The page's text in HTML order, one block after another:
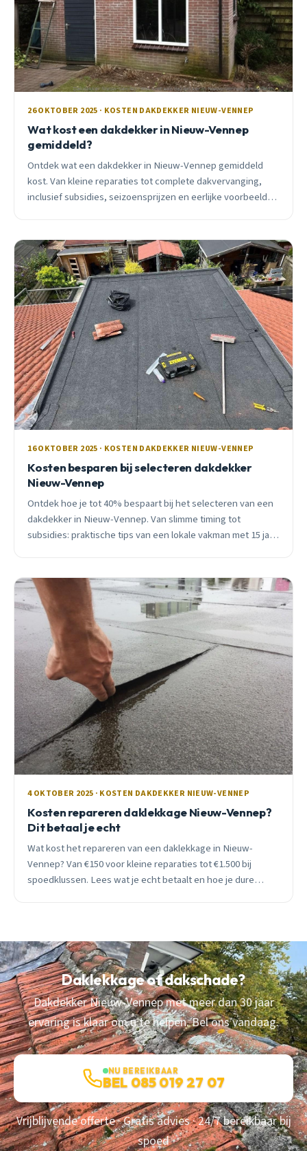
26 OKTOBER 2025 · KOSTEN DAKDEKKER NIEUW-VENNEP
Wat kost een dakdekker in Nieuw-Vennep
gemiddeld?
Ontdek wat een dakdekker in Nieuw-Vennep gemiddeld
kost. Van kleine reparaties tot complete dakvervanging,
inclusief subsidies, seizoensprijzen en eerlijke voorbeelden
16 OKTOBER 2025 · KOSTEN DAKDEKKER NIEUW-VENNEP
Kosten besparen bij selecteren dakdekker
Nieuw-Vennep
Ontdek hoe je tot 40% bespaart bij het selecteren van een
dakdekker in Nieuw-Vennep. Van slimme timing tot
subsidies: praktische tips van een lokale vakman met 15 jaar
4 OKTOBER 2025 · KOSTEN DAKDEKKER NIEUW-VENNEP
Kosten repareren daklekkage Nieuw-Vennep?
Dit betaal je echt
Wat kost het repareren van een daklekkage in Nieuw-
Vennep? Van €150 voor kleine reparaties tot €1.500 bij
spoedklussen. Lees wat je echt betaalt en hoe je dure
Daklekkage of dakschade?
Dakdekker Nieuw-Vennep met meer dan 30 jaar
ervaring is klaar om u te helpen. Bel ons vandaag.
NU BEREIKBAAR
BEL 085 019 27 07
Vrijblijvende offerte · Gratis advies · 24/7 bereikbaar bij
spoed